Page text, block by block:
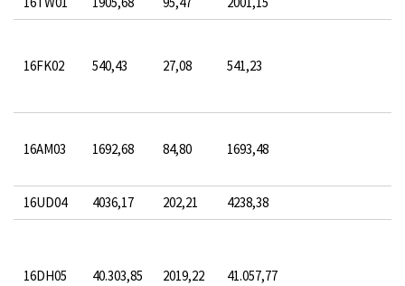
16FK02 540,43 27,08 541,23
16AM03 1692,68 84,80 1693,48
16UD04 4036,17 202,21 4238,38
16DH05 40.303,85 2019,22 41.057,77